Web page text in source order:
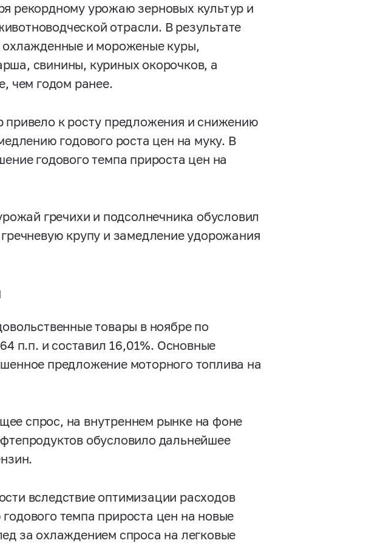
рекордному урожаю зерновых культур и
отрасли. В результате
охлажденные и мороженые куры,
свинины, куриных окорочков, а
чем годом ранее.
привело к росту предложения и снижению
годового роста цен на муку. В
годового темпа прироста цен на
гречихи и подсолнечника обусловил
крупу и замедление удорожания
товары в ноябре по
п.п. и составил 16,01%. Основные
предложение моторного топлива на
спрос, на внутреннем рынке на фоне
обусловило дальнейшее
вследствие оптимизации расходов
темпа прироста цен на новые
за охлаждением спроса на легковые